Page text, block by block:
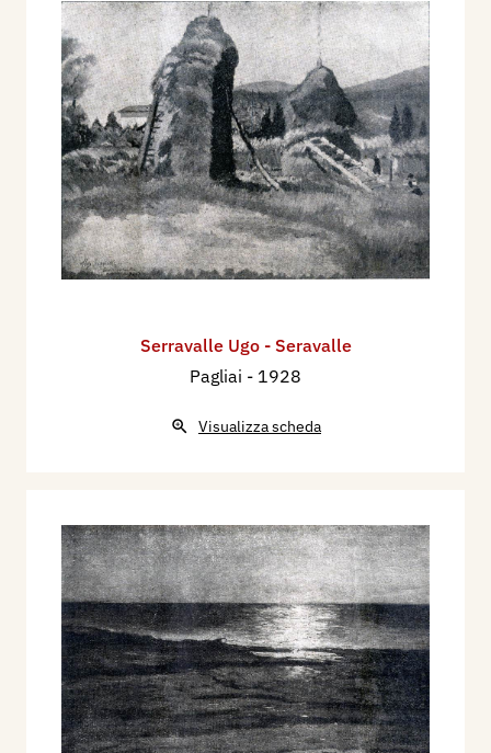
Serravalle Ugo - Seravalle
Pagliai - 1928
Visualizza scheda